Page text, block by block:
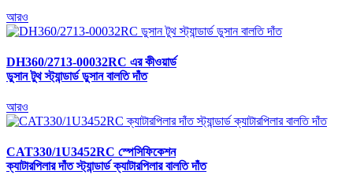
আরও
DH360/2713-00032RC এর কীওয়ার্ড
ডুসান টুথ স্ট্যান্ডার্ড ডুসান বালতি দাঁত
আরও
CAT330/1U3452RC স্পেসিফিকেশন
ক্যাটারপিলার দাঁত স্ট্যান্ডার্ড ক্যাটারপিলার বালতি দাঁত